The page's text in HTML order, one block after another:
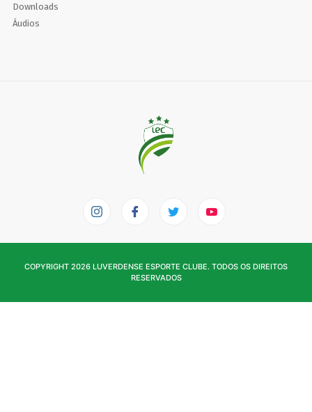
Downloads
Áudios
COPYRIGHT 2026 LUVERDENSE ESPORTE CLUBE. TODOS OS DIREITOS
RESERVADOS